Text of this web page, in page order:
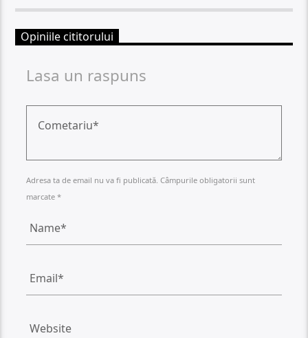
Opiniile cititorului
Lasa un raspuns
Adresa ta de email nu va fi publicată. Câmpurile obligatorii sunt
marcate *